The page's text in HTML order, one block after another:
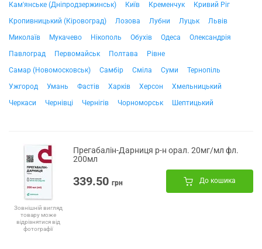
Кам'янське (Дніпродзержинськ)
Київ Кременчук
Кривий Ріг
Кропивницький (Кіровоград)
Лозова Лубни Луцьк
Львів
Миколаїв
Мукачево Нікополь Обухів Одеса
Олександрія
Павлоград
Первомайськ Полтава
Рівне
Самар (Новомосковськ)
Самбір Сміла Суми
Тернопіль
Ужгород
Умань Фастів Харків Херсон
Хмельницький
Черкаси
Чернівці Чернігів Чорноморськ Шептицький
Зовнішній вигляд
товару може
відрізнятися від
фотографії
Прегабалін-Дарниця р-н орал. 20мг/мл фл.
200мл
339.50 грн До кошика